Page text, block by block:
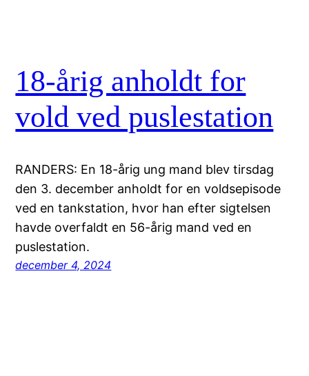
18-årig anholdt for
vold ved puslestation
RANDERS: En 18-årig ung mand blev tirsdag
den 3. december anholdt for en voldsepisode
ved en tankstation, hvor han efter sigtelsen
havde overfaldt en 56-årig mand ved en
puslestation.
december 4, 2024